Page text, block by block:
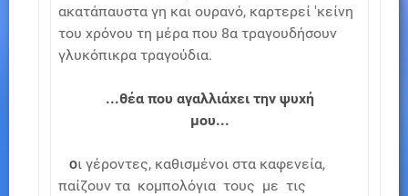
ακατάπαυστα γη και ουρανό, καρτερεί 'κείνη
του χρόνου τη μέρα που 8α τραγουδήσουν
γλυκόπικρα τραγούδια.
...θέα που αγαλλιάχει την ψυχή
μου...
Οι γέροντες, καθισμένοι στα καφενεία,
παίζουν τα κομπολόγια τους με τις